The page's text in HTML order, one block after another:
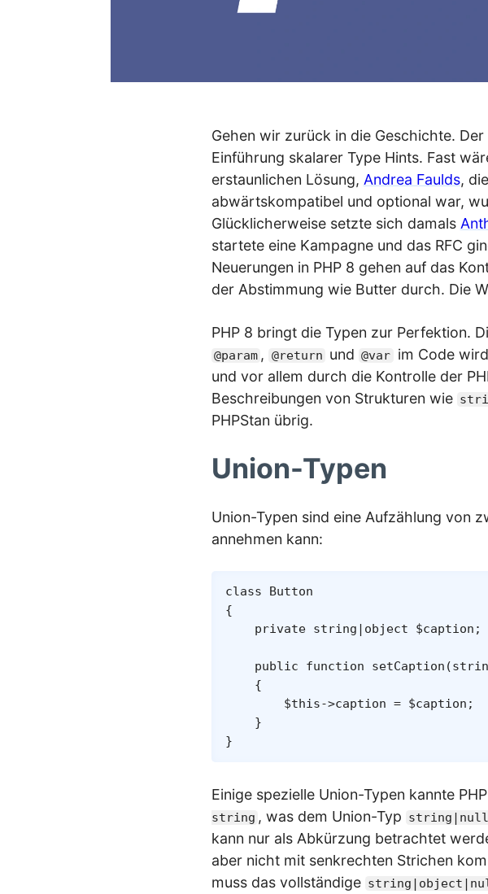
Gehen wir zurück in die Geschichte.
Einführung skalarer Type Hints. Fast
erstaunlichen Lösung, Andrea Faulds,
abwärtskompatibel und optional war,
Glücklicherweise setzte sich damals
startete eine Kampagne und das RFC
Neuerungen in PHP 8 gehen auf das
der Abstimmung wie Butter durch. Die
PHP 8 bringt die Typen zur Perfektion.
@param , @return und @var im Code
und vor allem durch die Kontrolle der
Beschreibungen von Strukturen wie
PHPStan übrig.
Union-Typen
Union-Typen sind eine Aufzählung von
annehmen kann:
class
Button
{
private string | object $caption ;
public function setCaption (
{
$this->caption = $caption ;
}
}
Einige spezielle Union-Typen kannte
string , was dem Union-Typ string|null
kann nur als Abkürzung betrachtet
aber nicht mit senkrechten Strichen
muss das vollständige